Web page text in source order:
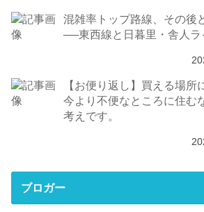
混雑率トップ路線、その後
──東西線と日暮里・舎人ラ
【お便り返し】買える場所
今より不便なところに住む
考えです。
ブロガー